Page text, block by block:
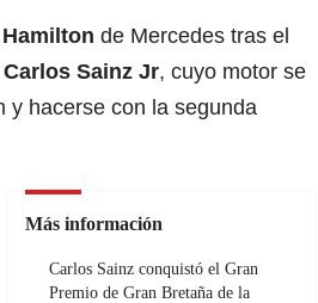
de Mercedes tras el
Carlos Sainz Jr, cuyo motor se
y hacerse con la segunda
Más información
Carlos Sainz conquistó el Gran
Premio de Gran Bretaña de la